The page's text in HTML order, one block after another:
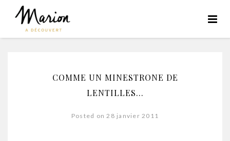
COMME UN MINESTRONE DE
LENTILLES…
Posted on 28 janvier 2011